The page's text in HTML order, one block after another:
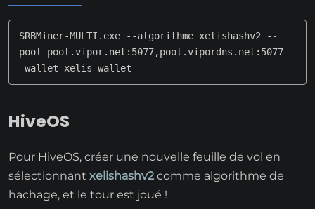
SRBMiner-MULTI.exe --algorithme xelishashv2 --
pool pool.vipor.net:5077,pool.vipordns.net:5077 -
-wallet xelis-wallet
HiveOS
Pour HiveOS, créer une nouvelle feuille de vol en
sélectionnant xelishashv2 comme algorithme de
hachage, et le tour est joué !